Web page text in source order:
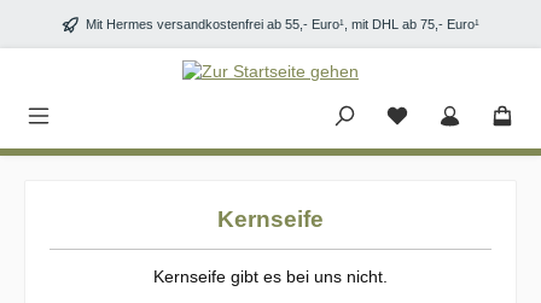
Zum Hauptinhalt springen
Mit Hermes versandkostenfrei ab 55,- Euro¹, mit DHL ab 75,- Euro¹
Kernseife
Kernseife gibt es bei uns nicht.